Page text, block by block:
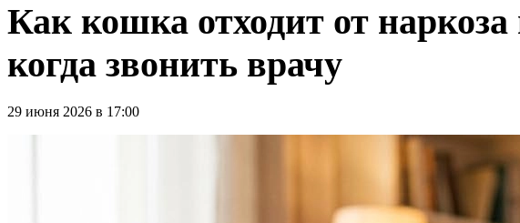
Как кошка отходит от
когда звонить врачу
29 июня 2026 в 17:00